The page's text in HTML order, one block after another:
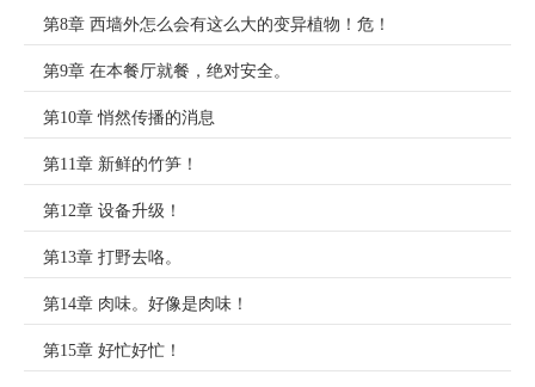
第8章 西墙外怎么会有这么大的变异植物！危！
第9章 在本餐厅就餐，绝对安全。
第10章 悄然传播的消息
第11章 新鲜的竹笋！
第12章 设备升级！
第13章 打野去咯。
第14章 肉味。好像是肉味！
第15章 好忙好忙！